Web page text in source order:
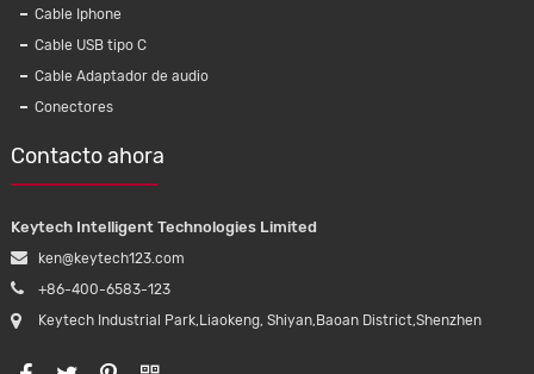
Cable Iphone
Cable USB tipo C
Cable Adaptador de audio
Conectores
Contacto ahora
Keytech Intelligent Technologies Limited
ken@keytech123.com
+86-400-6583-123
Keytech Industrial Park,Liaokeng, Shiyan,Baoan District,Shenzhen